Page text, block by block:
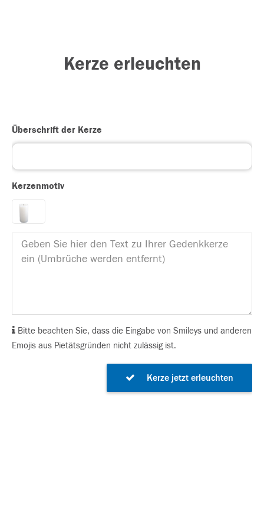
Kerze erleuchten
Überschrift der Kerze
Kerzenmotiv
Bitte beachten Sie, dass die Eingabe von Smileys und anderen
Emojis aus Pietätsgründen nicht zulässig ist.
Kerze jetzt erleuchten